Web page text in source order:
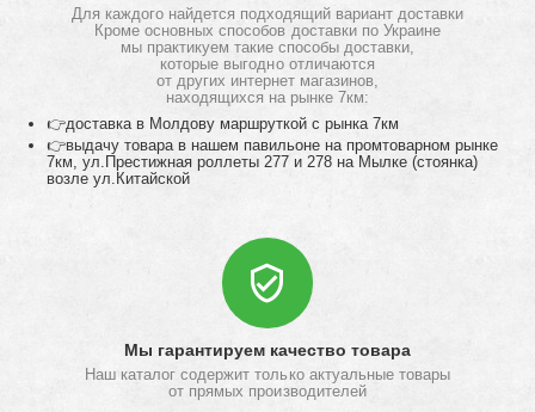
Для каждого найдется подходящий вариант доставки
Кроме основных способов доставки по Украине
мы практикуем такие способы доставки,
которые выгодно отличаются
от других интернет магазинов,
находящихся на рынке 7км:
👉доставка в Молдову маршруткой с рынка 7км
👉выдачу товара в нашем павильоне на промтоварном рынке
7км, ул.Престижная роллеты 277 и 278 на Мылке (стоянка)
возле ул.Китайской
Мы гарантируем качество товара
Наш каталог содержит только актуальные товары
от прямых производителей